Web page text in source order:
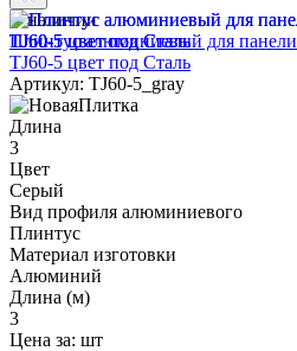
В наличии
Плинтус алюминиевый для
TJ60-5 цвет под Сталь
Артикул: TJ60-5_gray
Длина
3
Цвет
Серый
Вид профиля алюминиевого
Плинтус
Материал изготовки
Алюминий
Длина (м)
3
Цена за: шт